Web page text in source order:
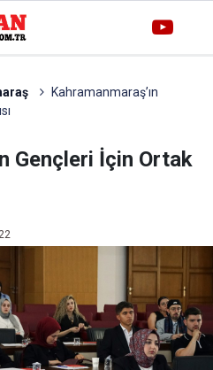
Kahramanmaraş’ın
Gençleri İçin Ortak